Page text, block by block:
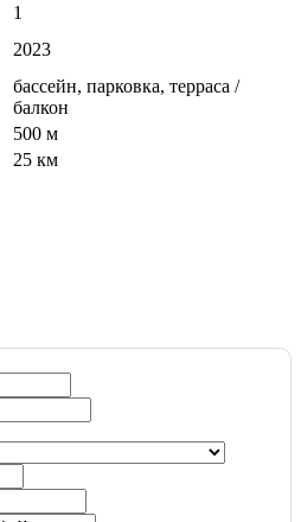
1
2023
бассейн, парковка, терраса /
балкон
500 м
25 км